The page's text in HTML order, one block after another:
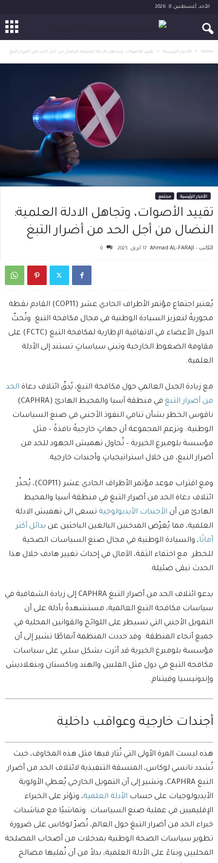
الأحد, أغسطس 9, 2026
Home الأخبار الرئيسية تقييد الأصوات، وتجاهل الادلة العلمية: النضال من أجل الحد من أضرار التبغ
الأخبار الرئيسية مجتمع
تقييد الأصوات، وتجاهل الادلة العلمية:
النضال من أجل الحد من أضرار التبغ
الكاتب - Ahmad AL-FARAJI 17 أبريل، 2025 0
يُعتبر اجتماع مؤتمر الأطراف الحادي عشر (COP11) القادم نقطة
محوريةً لتعزيز السيادة الوطنية في مجال مكافحة التبغ. وتُحثّ
الدول الأعضاء في الاتفاقية الإطارية لمكافحة التبغ (FCTC) على
مقاومة الضغوط الخارجية وتبني سياساتٍ تستند إلى الأدلة
العلمية.
مع زيادة الجدل العالمي حول مكافحة التبغ، يُدقّ ائتلاف دعاة الحد
من أضرار التبغ
في منطقة آسيا والمحيط الهادئ (CAPHRA)
ناقوس الخطر بشأن تنامي النفوذ الأجنبي في صنع السياسات
الوطنية. وتزعم المجموعة أن جهاتٍ خارجيةً نافذةً – مثل
مؤسسة بلومبرغ الخيرية – تُحاول تهميش الجهود للحد من
أضرار التبغ، من خلال استراتيجياتٍ وأجندات خارجية.
ومع اقتراب موعد مؤتمر الأطراف الحادي عشر (COP11)، يُحذّر
ائتلاف دعاة الحد من أضرار التبغ في منطقة آسيا والمحيط
الهادئ من أن الأجندات الأيديولوجية تسعى الى تهميش الادلة
العلمية، مما يُعرّض المدخنين البالغين الباحثين عن بدائل أكثر
أمانًا، والسيادة الوطنية في مجال صنع السياسات الصحية
للخطر. مع اختفاء الثقة، الآمال في إحداث تغيير هادف خلال هذا
الحدث تبقى ضئيلة.
يدعو ائتلاف الحد من أضرار التبغ CAPHRA إلى زيادة الشفافية في
سياسات مكافحة التبغ العالمية، مستشهدةً بأدلة على أن
التمويل الأجنبي التي تسيطر على اللوائح والقوانين المحلية في
جميع أنحاء المنطقة. وقد حددت المنظمة أنماطًا تشير إلى أن
مؤسسة بلومبرغ الخيرية قد أثرت بشكل سلبي على سياسات
مكافحة التبغ في دول مثل الفلبين والهند وباكستان وبنغلاديش
وإندونيسيا وفيتنام.
أجندات خارجية وعواقب داخلية
هذه ليست المرة الأولى التي تُثار فيها مثل هذه المخاوف، حيث
تُشدد نانسي لوكاس، المنسقة التنفيذية لائتلاف الحد من أضرار
التبغ CAPHRA، وتشير إلى أن التمويل الخارجي يُعطي الأولوية
الأيديولوجيات على حساب الأدلة العلمية، وتؤثر على الخبراء
الإقليميين في عملية صنع السياسات. وتماشيًا مع مناشدات
خبراء الحد من أضرار التبغ حول العالم، تُصرّ لوكاس على ضرورة
تطوير سياسات الصحة الوطنية بمدخلات من أصحاب المصلحة
المحليين وبناءً على الأدلة العلمية، بدلاً من أن تُمليها مصالح